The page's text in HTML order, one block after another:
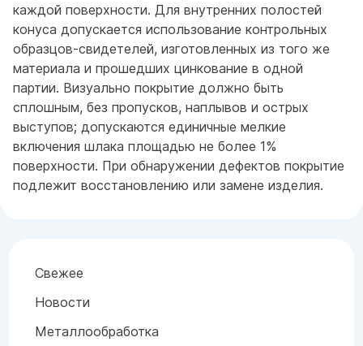
Свежее
Новости
Металлообработка
каждой поверхности. Для внутренних полостей
конуса допускается использование контрольных
образцов-свидетелей, изготовленных из того же
материала и прошедших цинкование в одной
партии. Визуально покрытие должно быть
сплошным, без пропусков, наплывов и острых
выступов; допускаются единичные мелкие
включения шлака площадью не более 1%
поверхности. При обнаружении дефектов покрытие
подлежит восстановлению или замене изделия.